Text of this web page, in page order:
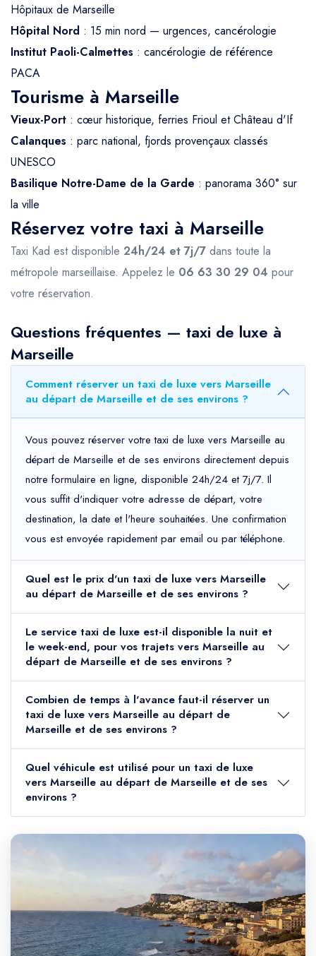
Hôpitaux de Marseille
Hôpital Nord : 15 min nord — urgences, cancérologie
Institut Paoli-Calmettes : cancérologie de référence
PACA
Tourisme à Marseille
Vieux-Port : cœur historique, ferries Frioul et Château d'If
Calanques : parc national, fjords provençaux classés
UNESCO
Basilique Notre-Dame de la Garde : panorama 360° sur
la ville
Réservez votre taxi à Marseille
Taxi Kad est disponible 24h/24 et 7j/7 dans toute la
métropole marseillaise. Appelez le 06 63 30 29 04 pour
votre réservation.
Questions fréquentes — taxi de luxe à
Marseille
Comment réserver un taxi de luxe vers Marseille
au départ de Marseille et de ses environs ?
Vous pouvez réserver votre taxi de luxe vers Marseille au
départ de Marseille et de ses environs directement depuis
notre formulaire en ligne, disponible 24h/24 et 7j/7. Il
vous suffit d'indiquer votre adresse de départ, votre
destination, la date et l'heure souhaitées. Une confirmation
vous est envoyée rapidement par email ou par téléphone.
Quel est le prix d'un taxi de luxe vers Marseille
au départ de Marseille et de ses environs ?
Le service taxi de luxe est-il disponible la nuit et
le week-end, pour vos trajets vers Marseille au
départ de Marseille et de ses environs ?
Combien de temps à l'avance faut-il réserver un
taxi de luxe vers Marseille au départ de
Marseille et de ses environs ?
Quel véhicule est utilisé pour un taxi de luxe
vers Marseille au départ de Marseille et de ses
environs ?